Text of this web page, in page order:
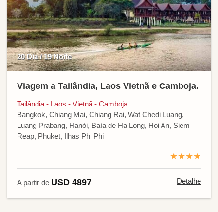
20 Dia / 19 Noite
Viagem a Tailândia, Laos Vietnã e Camboja.
Tailândia - Laos - Vietnã - Camboja
Bangkok, Chiang Mai, Chiang Rai, Wat Chedi Luang,
Luang Prabang, Hanói, Baía de Ha Long, Hoi An, Siem
Reap, Phuket, Ilhas Phi Phi
★★★★
A partir de USD 4897 Detalhe